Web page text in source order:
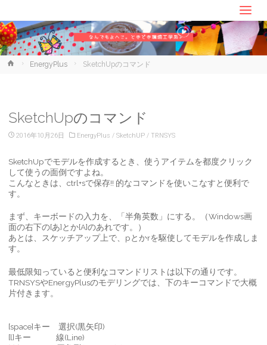
ホ
EnergyPlus SketchUpのコマンド
SketchUpのコマンド
2016年10月26日 EnergyPlus / SketchUP / TRNSYS
SketchUpでモデルを作成するとき、使うアイテムを都度クリック
して使うの面倒ですよね。
こんなときは、ctrl+sで保存!! 的なコマンドを使いこなすと便利で
す。
まず、キーボードの入力を、「半角英数」にする。（Windows画
面の右下の[あ]とか[A]のあれです。）
あとは、スケッチアップ上で、pとかrを駆使してモデルを作成しま
す。
最低限知っていると便利なコマンドリストは以下の通りです。
TRNSYSやEnergyPlusのモデリングでは、下のキーコマンドで大概
片付きます。
[space]キー 選択(黒矢印)
[l]キー 線(Line)